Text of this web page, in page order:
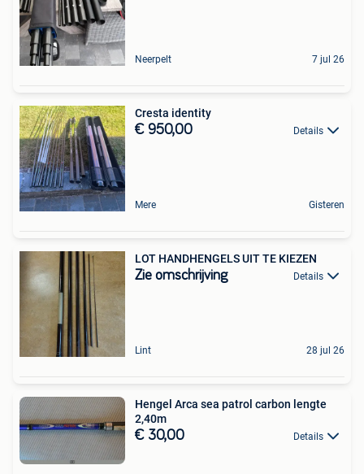
Neerpelt 7 jul 26
Cresta identity
€ 950,00 Details
Mere Gisteren
LOT HANDHENGELS UIT TE KIEZEN
Zie omschrijving Details
Lint 28 jul 26
Hengel Arca sea patrol carbon lengte
2,40m
€ 30,00 Details